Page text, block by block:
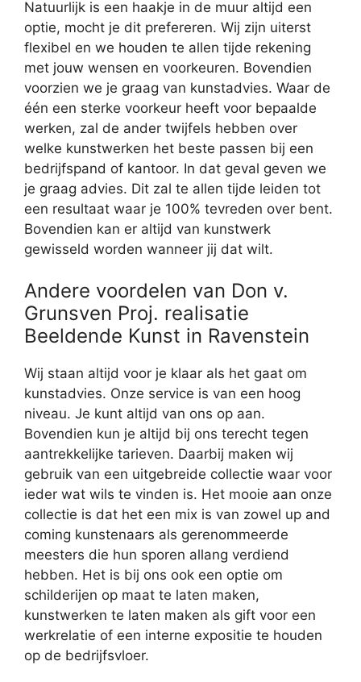
Natuurlijk is een haakje in de muur altijd een
optie, mocht je dit prefereren. Wij zijn uiterst
flexibel en we houden te allen tijde rekening
met jouw wensen en voorkeuren. Bovendien
voorzien we je graag van kunstadvies. Waar de
één een sterke voorkeur heeft voor bepaalde
werken, zal de ander twijfels hebben over
welke kunstwerken het beste passen bij een
bedrijfspand of kantoor. In dat geval geven we
je graag advies. Dit zal te allen tijde leiden tot
een resultaat waar je 100% tevreden over bent.
Bovendien kan er altijd van kunstwerk
gewisseld worden wanneer jij dat wilt.
Andere voordelen van Don v.
Grunsven Proj. realisatie
Beeldende Kunst in Ravenstein
Wij staan altijd voor je klaar als het gaat om
kunstadvies. Onze service is van een hoog
niveau. Je kunt altijd van ons op aan.
Bovendien kun je altijd bij ons terecht tegen
aantrekkelijke tarieven. Daarbij maken wij
gebruik van een uitgebreide collectie waar voor
ieder wat wils te vinden is. Het mooie aan onze
collectie is dat het een mix is van zowel up and
coming kunstenaars als gerenommeerde
meesters die hun sporen allang verdiend
hebben. Het is bij ons ook een optie om
schilderijen op maat te laten maken,
kunstwerken te laten maken als gift voor een
werkrelatie of een interne expositie te houden
op de bedrijfsvloer.